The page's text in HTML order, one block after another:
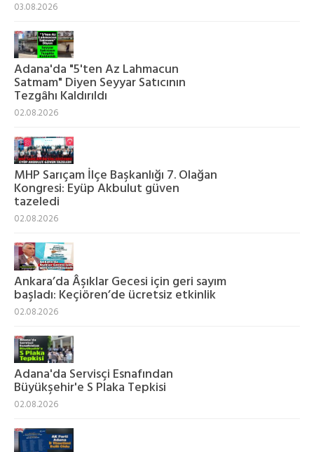
03.08.2026
Adana'da "5'ten Az Lahmacun
Satmam" Diyen Seyyar Satıcının
Tezgâhı Kaldırıldı
02.08.2026
MHP Sarıçam İlçe Başkanlığı 7. Olağan
Kongresi: Eyüp Akbulut güven
tazeledi
02.08.2026
Ankara’da Âşıklar Gecesi için geri sayım
başladı: Keçiören’de ücretsiz etkinlik
02.08.2026
Adana'da Servisçi Esnafından
Büyükşehir'e S Plaka Tepkisi
02.08.2026